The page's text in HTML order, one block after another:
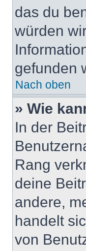
das du
würden
gefunden
Nach oben
» Wie
In der
Rang
deine
andere,
handelt
von